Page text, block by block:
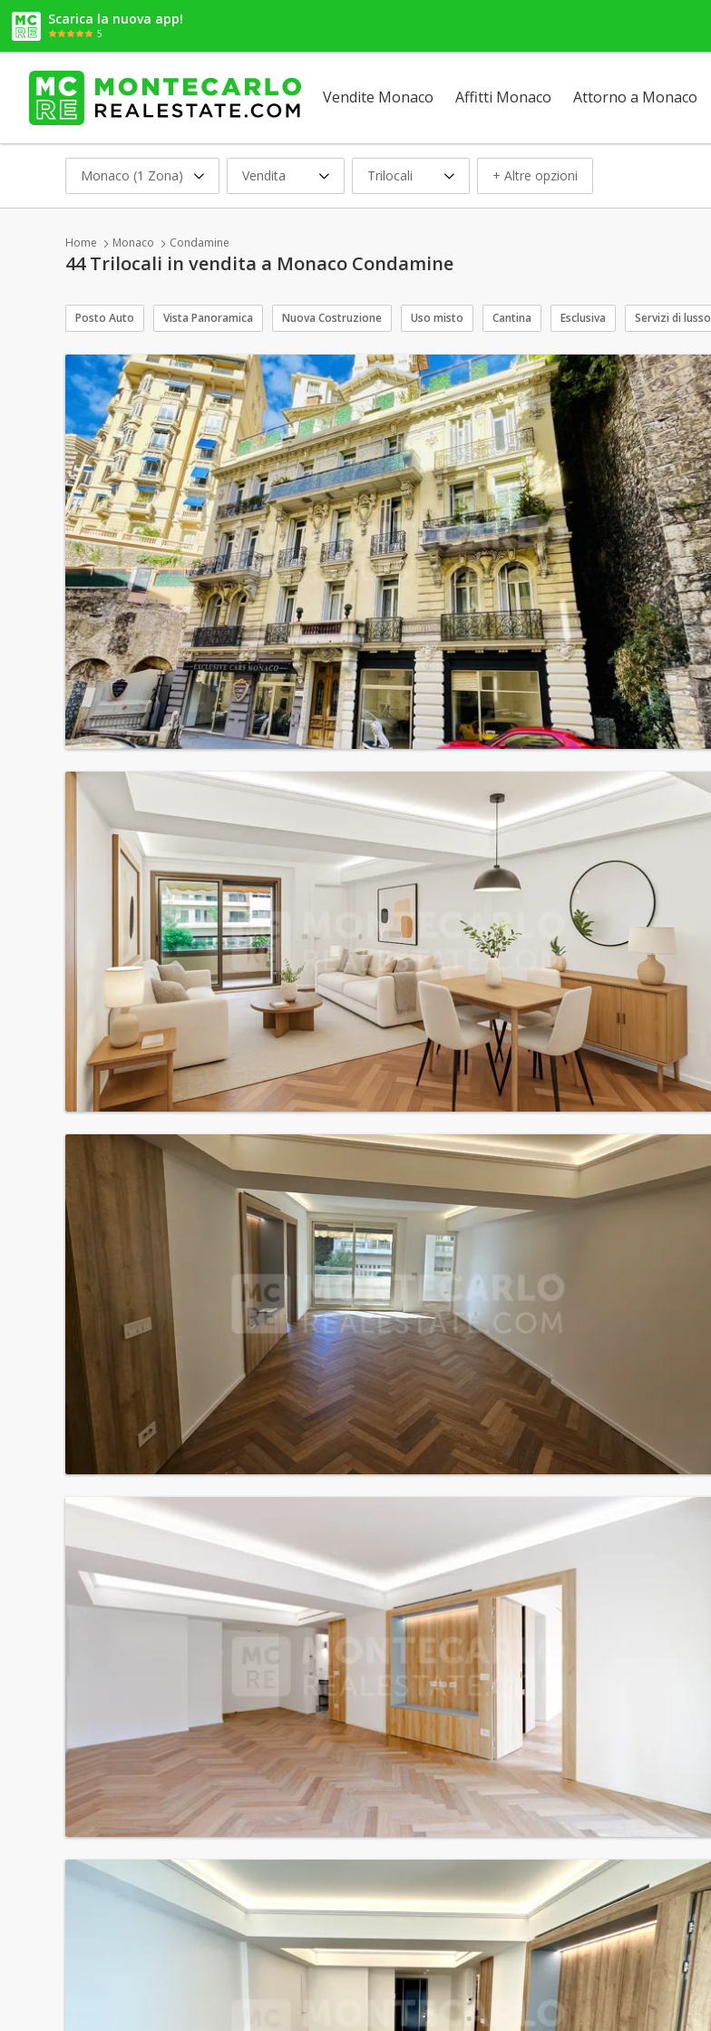
Scarica la nuova app!
5
Vendite Monaco Affitti Monaco Attorno a Monaco
Monaco (1 Zona) Vendita Trilocali + Altre opzioni
Home Monaco Condamine
44 Trilocali in vendita a Monaco Condamine
Posto Auto Vista Panoramica Nuova Costruzione Uso misto Cantina Esclusiva Servizi di lusso